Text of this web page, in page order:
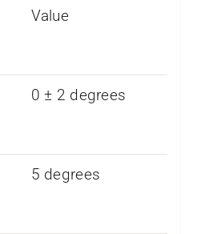
Value
0 ± 2 degrees
5 degrees